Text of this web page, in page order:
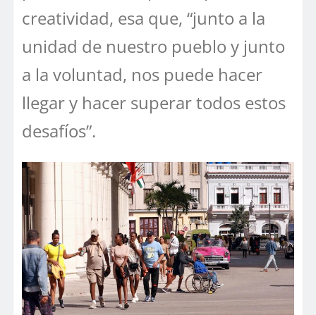
creatividad, esa que, “junto a la
unidad de nuestro pueblo y junto
a la voluntad, nos puede hacer
llegar y hacer superar todos estos
desafíos”.